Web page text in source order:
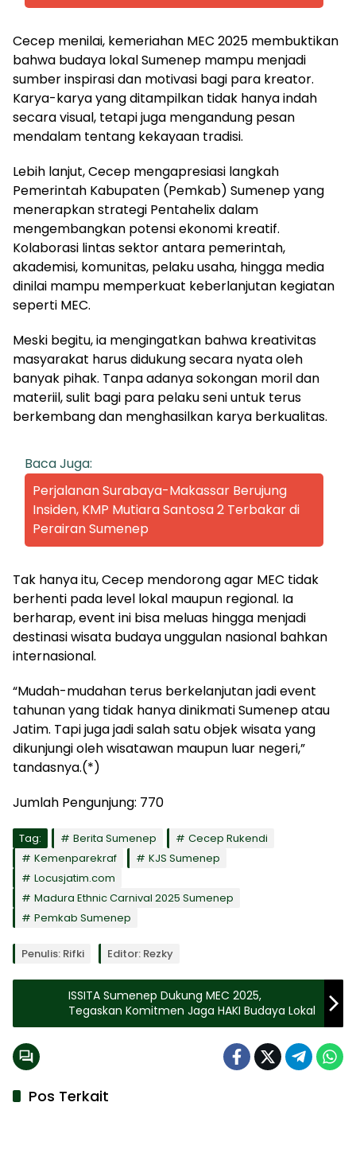
Cecep menilai, kemeriahan MEC 2025 membuktikan
bahwa budaya lokal Sumenep mampu menjadi
sumber inspirasi dan motivasi bagi para kreator.
Karya-karya yang ditampilkan tidak hanya indah
secara visual, tetapi juga mengandung pesan
mendalam tentang kekayaan tradisi.
Lebih lanjut, Cecep mengapresiasi langkah
Pemerintah Kabupaten (Pemkab) Sumenep yang
menerapkan strategi Pentahelix dalam
mengembangkan potensi ekonomi kreatif.
Kolaborasi lintas sektor antara pemerintah,
akademisi, komunitas, pelaku usaha, hingga media
dinilai mampu memperkuat keberlanjutan kegiatan
seperti MEC.
Meski begitu, ia mengingatkan bahwa kreativitas
masyarakat harus didukung secara nyata oleh
banyak pihak. Tanpa adanya sokongan moril dan
materiil, sulit bagi para pelaku seni untuk terus
berkembang dan menghasilkan karya berkualitas.
Baca Juga:
Perjalanan Surabaya-Makassar Berujung
Insiden, KMP Mutiara Santosa 2 Terbakar di
Perairan Sumenep
Tak hanya itu, Cecep mendorong agar MEC tidak
berhenti pada level lokal maupun regional. Ia
berharap, event ini bisa meluas hingga menjadi
destinasi wisata budaya unggulan nasional bahkan
internasional.
“Mudah-mudahan terus berkelanjutan jadi event
tahunan yang tidak hanya dinikmati Sumenep atau
Jatim. Tapi juga jadi salah satu objek wisata yang
dikunjungi oleh wisatawan maupun luar negeri,”
tandasnya.(*)
Jumlah Pengunjung: 770
Tag: Berita Sumenep
Cecep Rukendi
Kemenparekraf
KJS Sumenep
Locusjatim.com
Madura Ethnic Carnival 2025 Sumenep
Pemkab Sumenep
Penulis: Rifki Editor: Rezky
ISSITA Sumenep Dukung MEC 2025,
Tegaskan Komitmen Jaga HAKI Budaya Lokal
Pos Terkait